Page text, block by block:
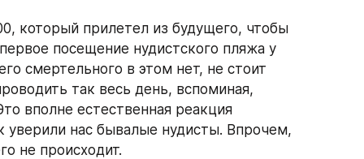
который прилетел из будущего, чтобы
посещение нудистского пляжа у
смертельного в этом нет, не стоит
так весь день, вспоминая,
вполне естественная реакция
уверили нас бывалые нудисты. Впрочем,
не происходит.